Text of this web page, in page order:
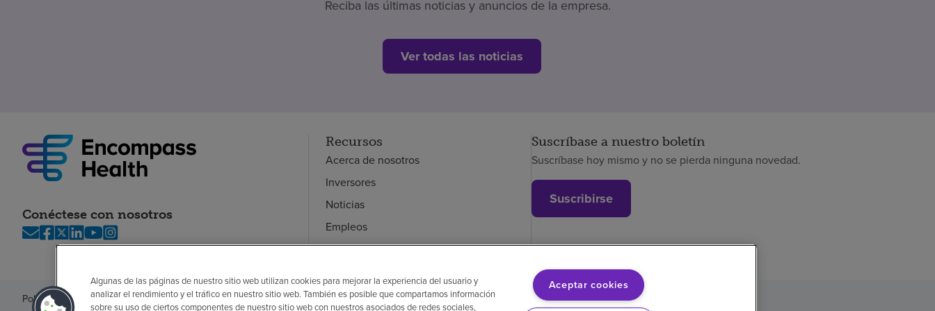
Reciba las últimas noticias y anuncios de la empresa.
Ver todas las noticias
Conéctese con nosotros
Recursos
Acerca de nosotros
Inversores
Noticias
Empleos
Empleados
Suscríbase a nuestro boletín
Suscríbase hoy mismo y no se pierda ninguna novedad.
Suscribirse
Política de privacidadLegalSin sorpresas AccesibilidadSi no habla inglésAviso de no discriminaciónCumplimiento de los proveedores
Algunas de las páginas de nuestro sitio web utilizan cookies para mejorar la experiencia del usuario y
analizar el rendimiento y el tráfico en nuestro sitio web. También es posible que compartamos información
sobre su uso de ciertos componentes de nuestro sitio web con nuestros asociados de redes sociales,
Aceptar cookies